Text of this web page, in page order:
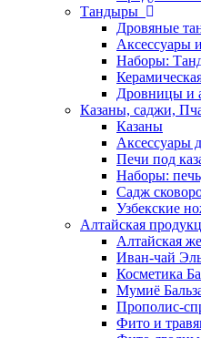
Тандыры
Дровяные
Аксессуары
Наборы:
Дровницы и
Казаны, саджи,
Казаны
Аксессуары
Печи под
Наборы:
Садж
Узбекские
Алтайская
Алтайская
Иван-чай
Косметика
Мумиё
Прополис-
Фито и